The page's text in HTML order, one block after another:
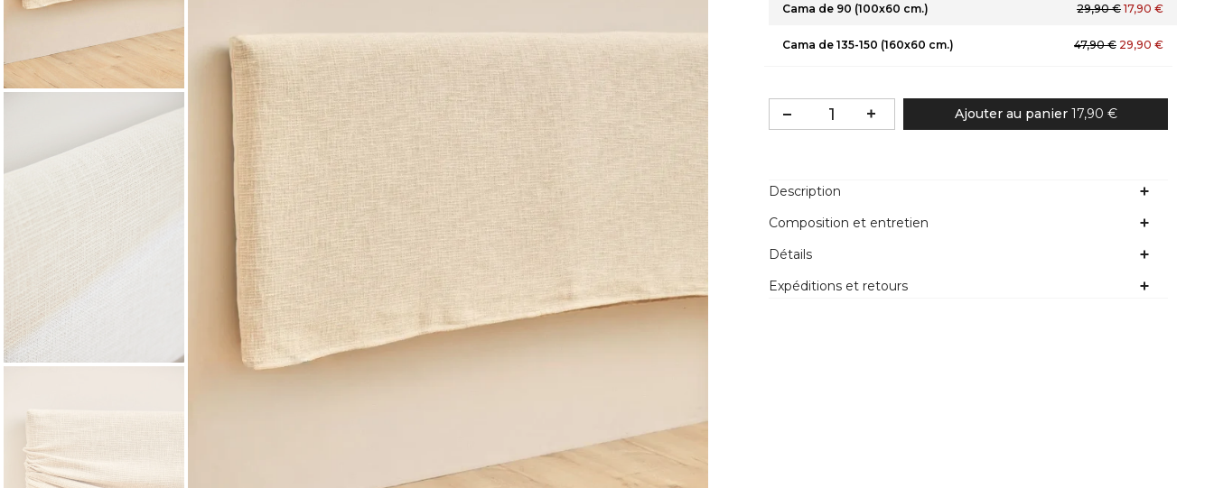
Cama de 90 (100x60 cm.) 29,90 € 17,90 €
Cama de 135-150 (160x60 cm.) 47,90 € 29,90 €
Ajouter au panier 17,90 €
Description
Composition et entretien
Détails
Expéditions et retours